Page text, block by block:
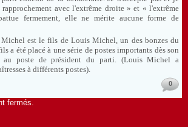
rapprochement avec l'extrême droite » et « l'extrême
fermement, elle ne mérite aucune forme de
Michel est le fils de Louis Michel, un des bonzes du
a été placé à une série de postes importants dès son
au poste de président du parti. (Louis Michel a
à différents postes).
0
fermés.